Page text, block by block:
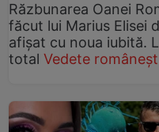
Răzbunarea Oanei
făcut lui Marius Elisei
afișat cu noua iubită.
total Vedete